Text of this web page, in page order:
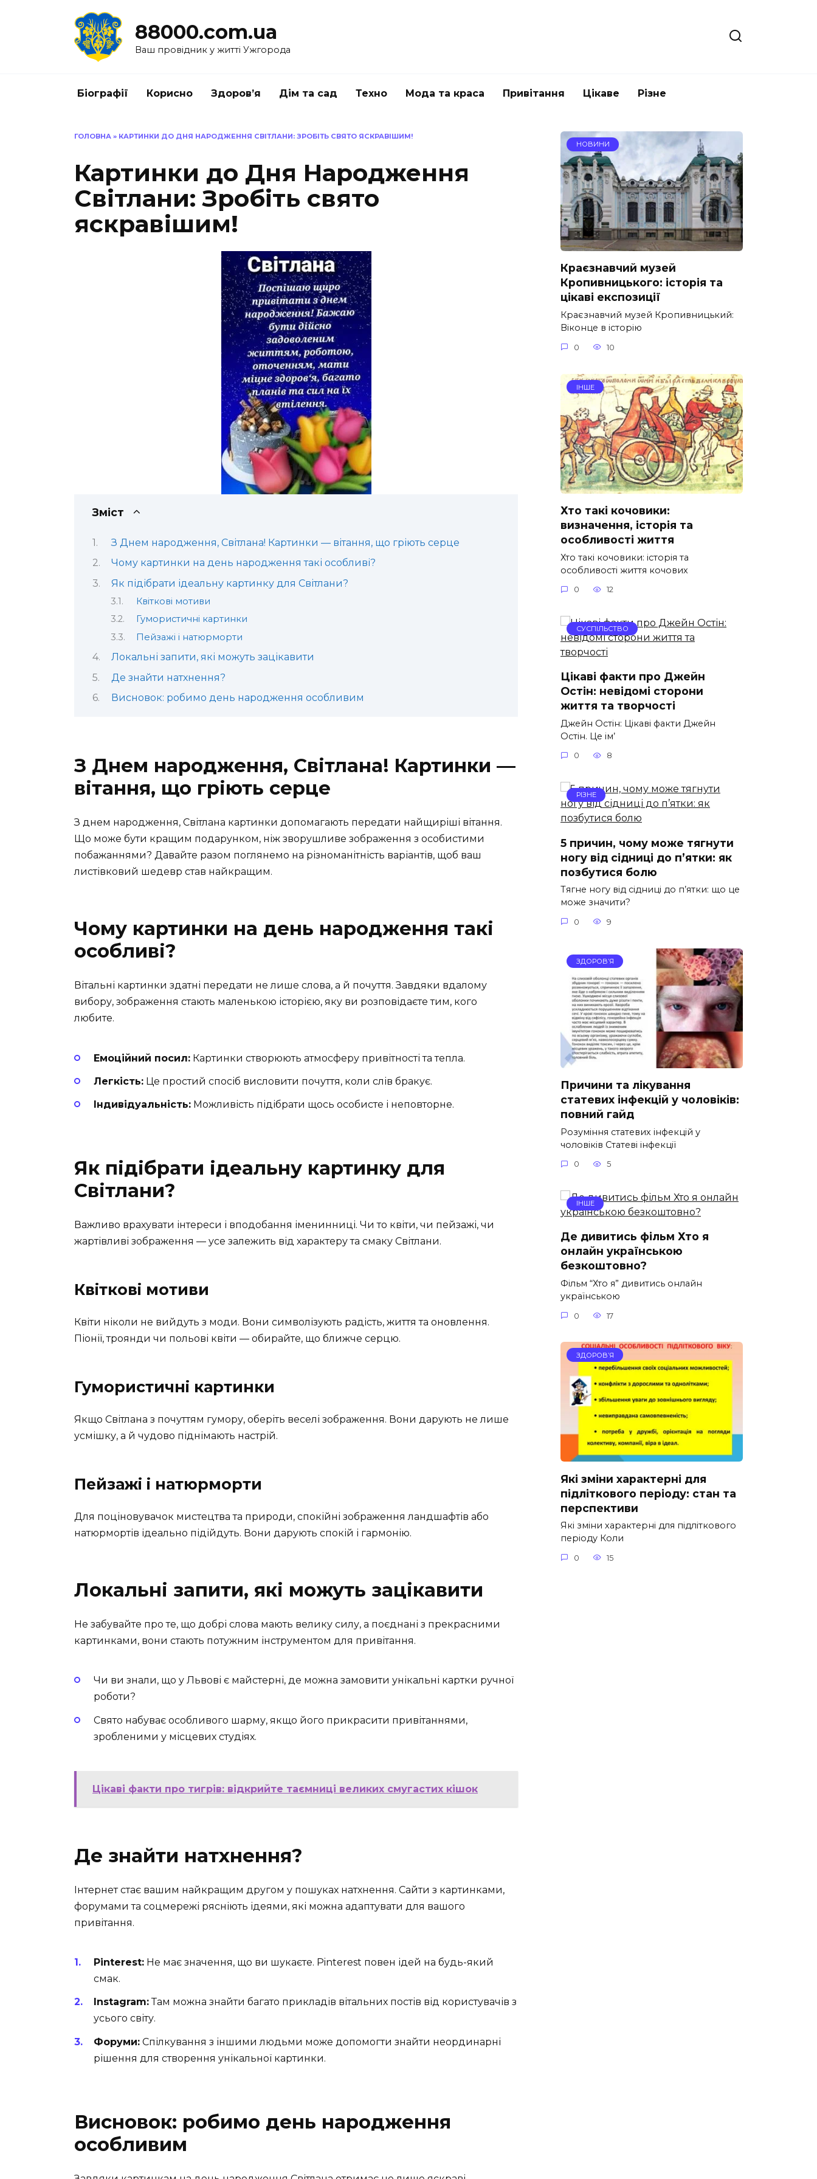
88000.com.ua
Ваш провідник у житті Ужгорода
Біографії Корисно Здоров’я Дім та сад Техно Мода та краса Привітання Цікаве Різне
ГОЛОВНА » КАРТИНКИ ДО ДНЯ НАРОДЖЕННЯ СВІТЛАНИ: ЗРОБІТЬ СВЯТО ЯСКРАВІШИМ!
Картинки до Дня Народження
Світлани: Зробіть свято
яскравішим!
Зміст
З Днем народження, Світлана! Картинки — вітання, що гріють серце
Чому картинки на день народження такі особливі?
Як підібрати ідеальну картинку для Світлани?
Квіткові мотиви
Гумористичні картинки
Пейзажі і натюрморти
Локальні запити, які можуть зацікавити
Де знайти натхнення?
Висновок: робимо день народження особливим
З Днем народження, Світлана! Картинки —
вітання, що гріють серце
З днем народження, Світлана картинки допомагають передати найщиріші вітання.
Що може бути кращим подарунком, ніж зворушливе зображення з особистими
побажаннями? Давайте разом поглянемо на різноманітність варіантів, щоб ваш
листівковий шедевр став найкращим.
Чому картинки на день народження такі
особливі?
Вітальні картинки здатні передати не лише слова, а й почуття. Завдяки вдалому
вибору, зображення стають маленькою історією, яку ви розповідаєте тим, кого
любите.
Емоційний посил: Картинки створюють атмосферу привітності та тепла.
Легкість: Це простий спосіб висловити почуття, коли слів бракує.
Індивідуальність: Можливість підібрати щось особисте і неповторне.
Як підібрати ідеальну картинку для
Світлани?
Важливо врахувати інтереси і вподобання іменинниці. Чи то квіти, чи пейзажі, чи
жартівливі зображення — усе залежить від характеру та смаку Світлани.
Квіткові мотиви
Квіти ніколи не вийдуть з моди. Вони символізують радість, життя та оновлення.
Піонії, троянди чи польові квіти — обирайте, що ближче серцю.
Гумористичні картинки
Якщо Світлана з почуттям гумору, оберіть веселі зображення. Вони дарують не лише
усмішку, а й чудово піднімають настрій.
Пейзажі і натюрморти
Для поціновувачок мистецтва та природи, спокійні зображення ландшафтів або
натюрмортів ідеально підійдуть. Вони дарують спокій і гармонію.
Локальні запити, які можуть зацікавити
Не забувайте про те, що добрі слова мають велику силу, а поєднані з прекрасними
картинками, вони стають потужним інструментом для привітання.
Чи ви знали, що у Львові є майстерні, де можна замовити унікальні картки ручної
роботи?
Свято набуває особливого шарму, якщо його прикрасити привітаннями,
зробленими у місцевих студіях.
Цікаві факти про тигрів: відкрийте таємниці великих смугастих кішок
Де знайти натхнення?
Інтернет стає вашим найкращим другом у пошуках натхнення. Сайти з картинками,
форумами та соцмережі рясніють ідеями, які можна адаптувати для вашого
привітання.
Pinterest: Не має значення, що ви шукаєте. Pinterest повен ідей на будь-який
смак.
Instagram:Там можна знайти багато прикладів вітальних постів від користувачів з
усього світу.
Форуми: Спілкування з іншими людьми може допомогти знайти неординарні
рішення для створення унікальної картинки.
Висновок: робимо день народження
особливим
НОВИНИ
Краєзнавчий музей
Кропивницького: історія та
цікаві експозиції
Краєзнавчий музей Кропивницький:
Віконце в історію
0 10
ІНШЕ
Хто такі кочовики:
визначення, історія та
особливості життя
Хто такі кочовики: історія та
особливості життя кочових
0 12
СУСПІЛЬСТВО
Цікаві факти про Джейн
Остін: невідомі сторони
життя та творчості
Джейн Остін: Цікаві факти Джейн
Остін. Це ім’
0 8
РІЗНЕ
5 причин, чому може тягнути
ногу від сідниці до п’ятки: як
позбутися болю
Тягне ногу від сідниці до п’ятки: що це
може значити?
0 9
ЗДОРОВ’Я
Причини та лікування
статевих інфекцій у чоловіків:
повний гайд
Розуміння статевих інфекцій у
чоловіків Статеві інфекції
0 5
ІНШЕ
Де дивитись фільм Хто я
онлайн українською
безкоштовно?
Фільм “Хто я” дивитись онлайн
українською
0 17
ЗДОРОВ’Я
Які зміни характерні для
підліткового періоду: стан та
перспективи
Які зміни характерні для підліткового
періоду Коли
0 15